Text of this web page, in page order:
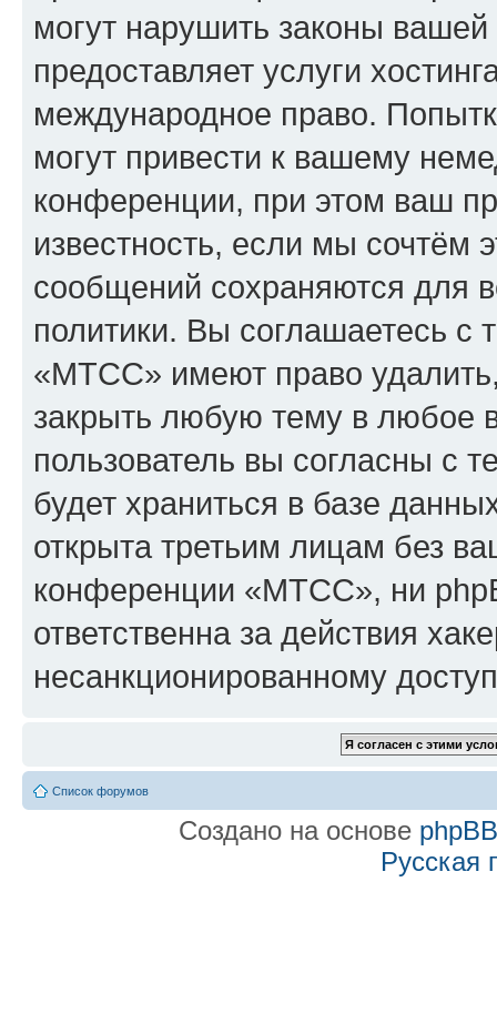
могут нарушить законы
предоставляет услуги
международное право.
могут привести к вашему
конференции, при этом ваш
известность, если мы сочтём
сообщений сохраняются для
политики. Вы соглашаетесь
«МТСС» имеют право удалить,
закрыть любую тему в любое
пользователь вы согласны с
будет храниться в базе
открыта третьим лицам без
конференции «МТСС», ни
ответственна за действия
несанкционированному
Список форумов
Создано на основе phpBB
Русская